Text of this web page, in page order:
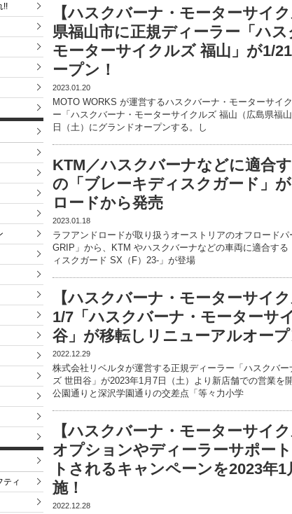
!!
ティ
【ハスクバーナ・モーターサイ
県福山市に正規ディーラー「ハス
モーターサイクルズ 福山」が1/
ープン！
2023.01.20
MOTO WORKS が運営するハスクバーナ・モーターサイ
ー「ハスクバーナ・モーターサイクルズ 福山（広島県福
日（土）にグランドオープンする。し
KTM／ハスクバーナなどに適合
の「ブレーキディスクガード」
ロードから発売
2023.01.18
ラフアンドロードが取り扱うオーストリアのオフロード
GRIP」から、KTM やハスクバーナなどの車両に適合す
ィスクガード SX（F）23-」が登場
【ハスクバーナ・モーターサイク
1/7「ハスクバーナ・モーターサ
谷」が移転しリニューアルオープ
2022.12.29
株式会社リベルタが運営する正規ディーラー「ハスクバ
ズ 世田谷」が2023年1月7日（土）より新店舗での営業を
公園通りと深沢学園通りの交差点「等々力小学
【ハスクバーナ・モーターサイ
オプションやディーラーサポー
トされるキャンペーンを2023年1
施！
2022.12.28